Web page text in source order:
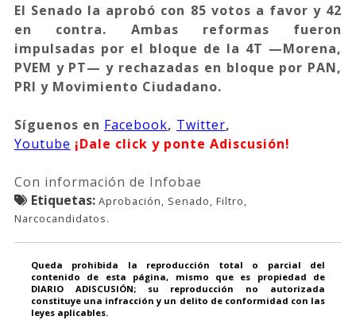
El Senado la aprobó con 85 votos a favor y 42
en contra. Ambas reformas fueron
impulsadas por el bloque de la 4T —Morena,
PVEM y PT— y rechazadas en bloque por PAN,
PRI y Movimiento Ciudadano.
Síguenos en Facebook, Twitter,
Youtube ¡Dale click y ponte Adiscusión!
Con información de Infobae
Etiquetas: Aprobación, Senado, Filtro,
Narcocandidatos.
Queda prohibida la reproducción total o parcial del
contenido de esta página, mismo que es propiedad de
DIARIO ADISCUSIÓN; su reproducción no autorizada
constituye una infracción y un delito de conformidad con las
leyes aplicables.